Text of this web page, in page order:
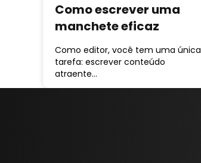
Como escrever uma
manchete eficaz
Como editor, você tem uma única
tarefa: escrever conteúdo
atraente…